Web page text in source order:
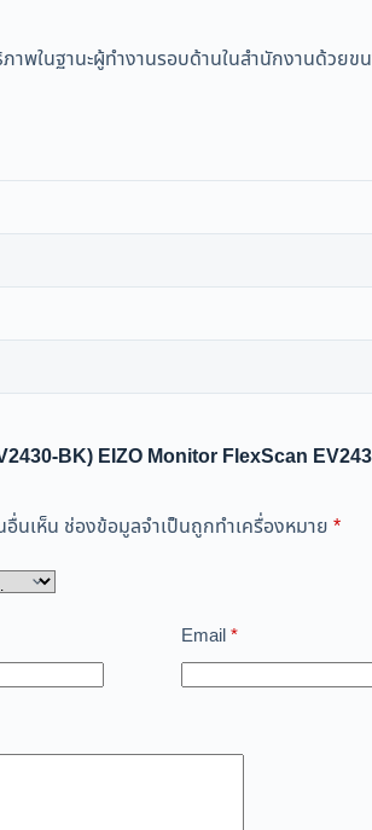
พในฐานะผู้ทำงานรอบด้านในสำนักงานด้วย
BK) EIZO Monitor FlexScan
นเห็น ช่องข้อมูลจำเป็นถูกทำเครื่องหมาย *
Email*